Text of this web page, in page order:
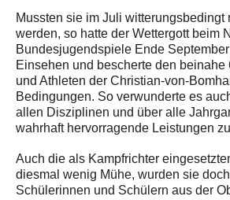
Mussten sie im Juli witterungsbedingt
werden, so hatte der Wettergott beim
Bundesjugendspiele Ende
Einsehen und bescherte den beinahe
und Athleten der Christian-von-
Bedingungen. So verwunderte es
allen Disziplinen und über alle
wahrhaft hervorragende Leistungen
Auch die als Kampfrichter
diesmal wenig Mühe, wurden sie
Schülerinnen und Schülern aus der